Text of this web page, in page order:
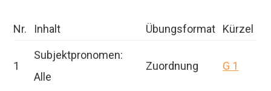
Nr. Inhalt Übungsformat Kürzel
1
Subjektpronomen:
Alle
Zuordnung G 1